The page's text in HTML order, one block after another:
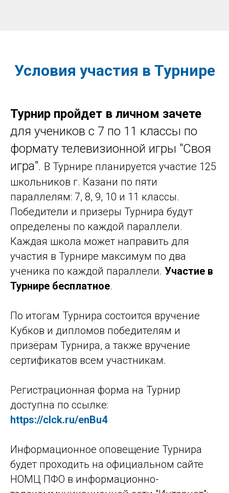
Условия участия в Турнире
Турнир пройдет в личном зачете
для учеников с 7 по 11 классы по
формату телевизионной игры "Своя
игра". В Турнире планируется участие 125
школьников г. Казани по пяти
параллелям: 7, 8, 9, 10 и 11 классы.
Победители и призеры Турнира будут
определены по каждой параллели.
Каждая школа может направить для
участия в Турнире максимум по два
ученика по каждой параллели. Участие в
Турнире бесплатное.
По итогам Турнира состоится вручение
Кубков и дипломов победителям и
призёрам Турнира, а также вручение
сертификатов всем участникам.
Регистрационная форма на Турнир
доступна по ссылке:
https://clck.ru/enBu4
Информационное оповещение Турнира
будет проходить на официальном сайте
НОМЦ ПФО в информационно-